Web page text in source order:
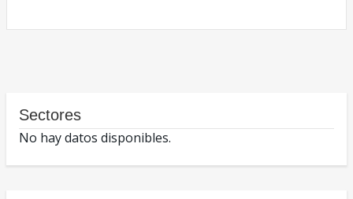
Sectores
No hay datos disponibles.